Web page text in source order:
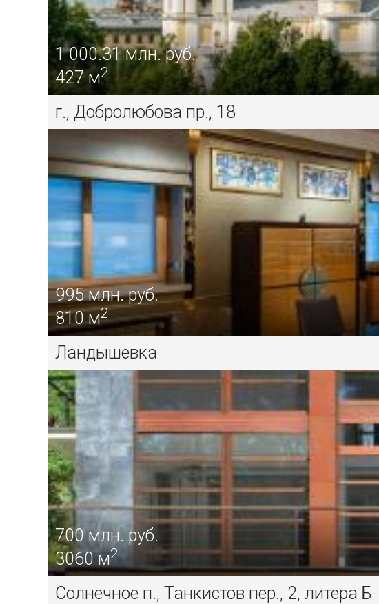
1 000.31млн. руб.
427 м2
г., Добролюбова пр., 18
995млн. руб.
810 м2
Ландышевка
700млн. руб.
3060 м2
Солнечное п., Танкистов пер., 2, литера Б